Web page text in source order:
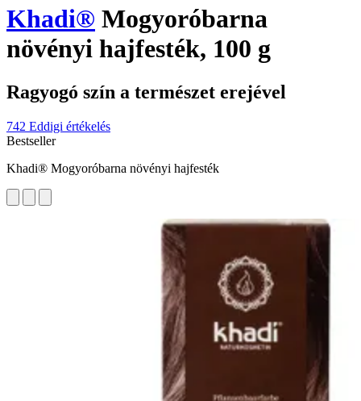
Khadi® Mogyoróbarna
növényi hajfesték, 100 g
Ragyogó szín a természet erejével
742 Eddigi értékelés
Bestseller
Khadi® Mogyoróbarna növényi hajfesték